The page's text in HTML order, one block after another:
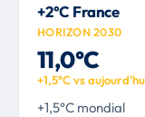
+2°C France
HORIZON 2030
11,0°C
+1,5°C vs
+1,5°C mondial